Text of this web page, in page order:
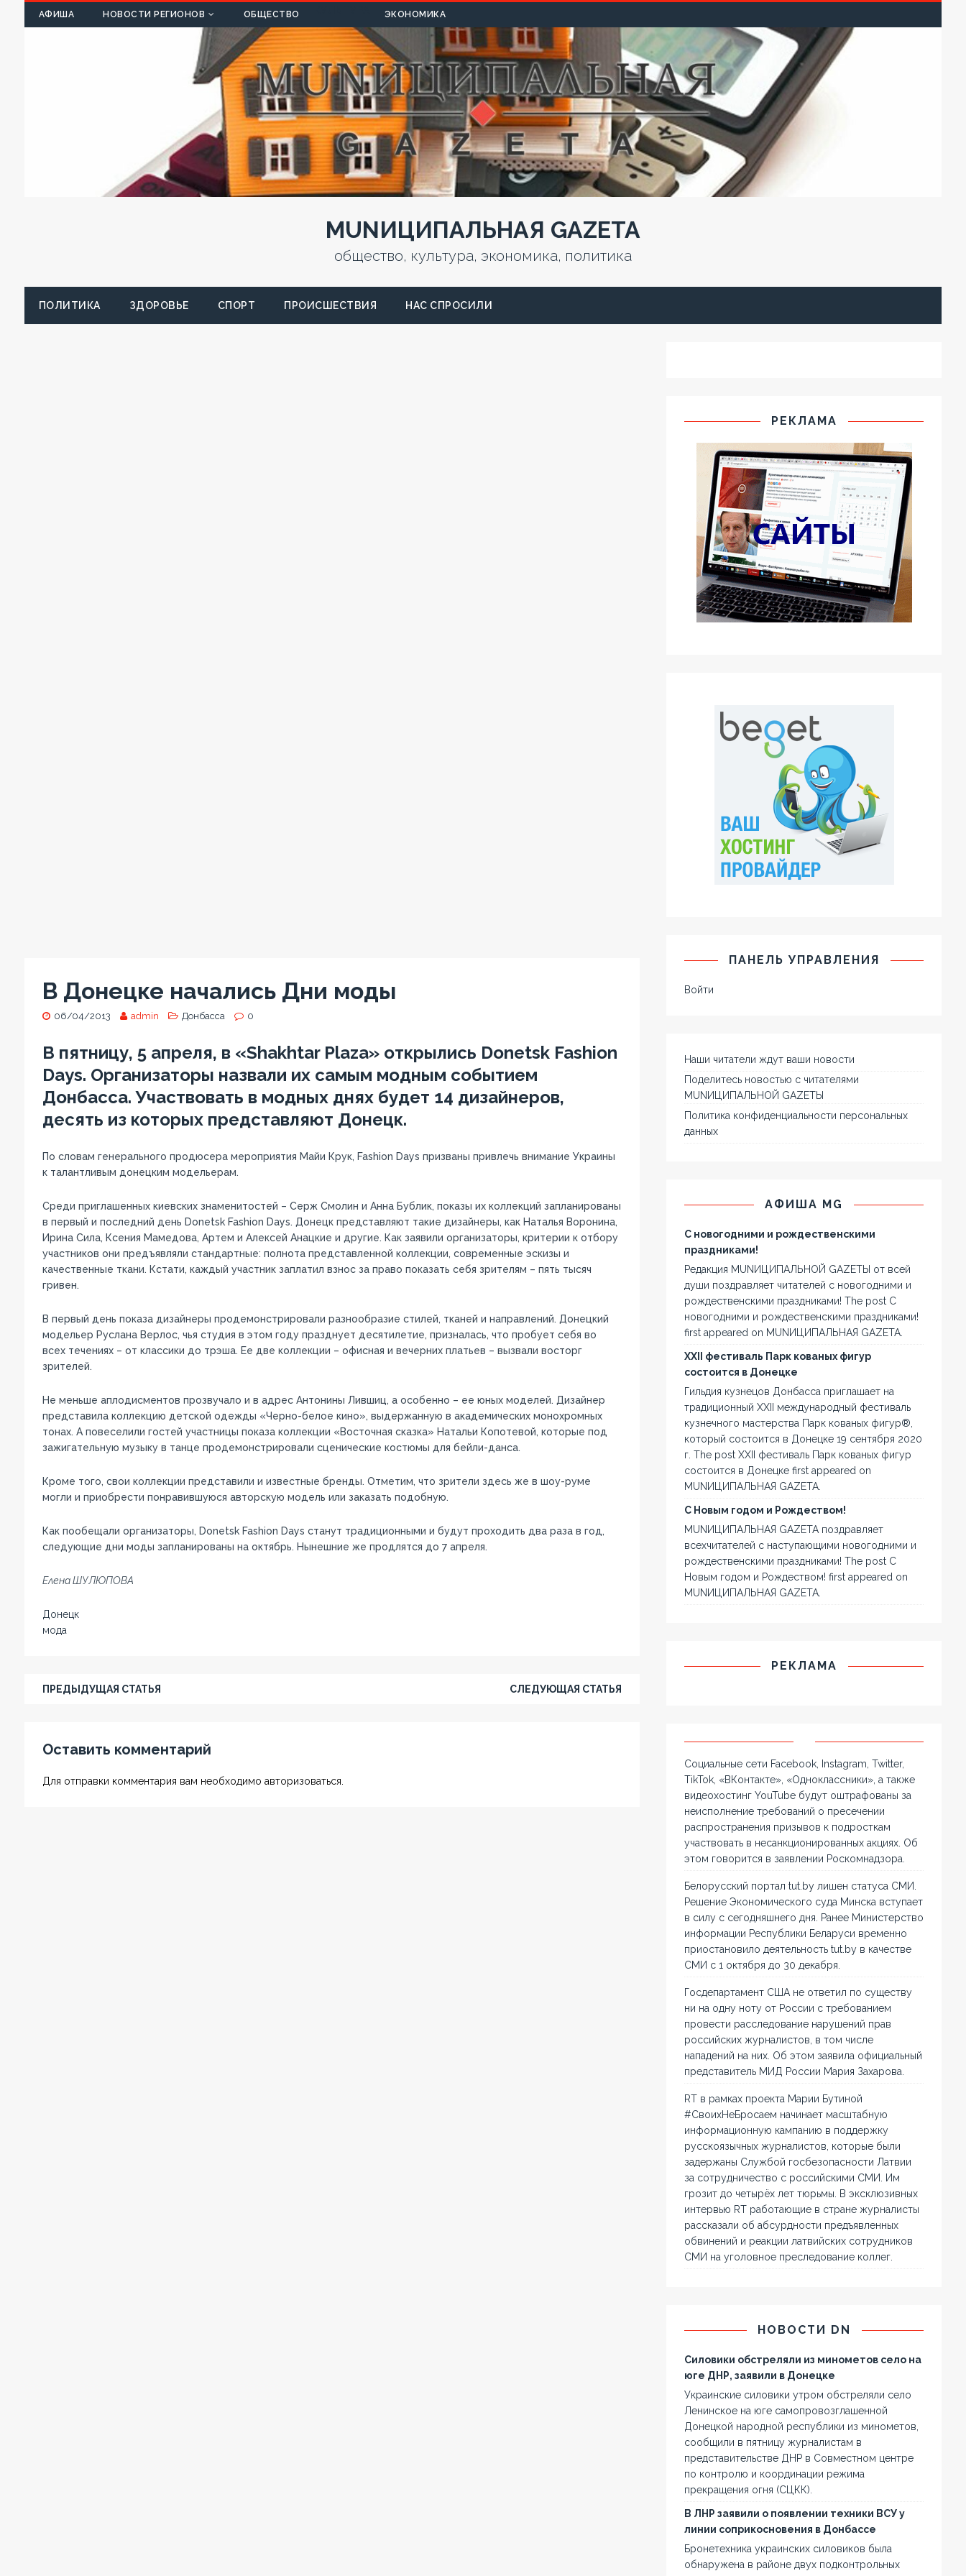
АФИША НОВОСТИ РЕГИОНОВ ОБЩЕСТВО ЭКОНОМИКА
MUNИЦИПАЛЬНАЯ GAZЕТА
общество, культура, экономика, политика
ПОЛИТИКА ЗДОРОВЬЕ СПОРТ ПРОИСШЕСТВИЯ НАС СПРОСИЛИ
В Донецке начались Дни моды
06/04/2013 admin Донбасса 0
В пятницу, 5 апреля, в «Shakhtar Plaza» открылись Donetsk Fashion
Days. Организаторы назвали их самым модным событием
Донбасса. Участвовать в модных днях будет 14 дизайнеров,
десять из которых представляют Донецк.
По словам генерального продюсера мероприятия Майи Крук, Fashion Days призваны привлечь внимание Украины
к талантливым донецким модельерам.
Среди приглашенных киевских знаменитостей – Серж Смолин и Анна Бублик, показы их коллекций запланированы
в первый и последний день Donetsk Fashion Days. Донецк представляют такие дизайнеры, как Наталья Воронина,
Ирина Сила, Ксения Мамедова, Артем и Алексей Анацкие и другие. Как заявили организаторы, критерии к отбору
участников они предъявляли стандартные: полнота представленной коллекции, современные эскизы и
качественные ткани. Кстати, каждый участник заплатил взнос за право показать себя зрителям – пять тысяч
гривен.
В первый день показа дизайнеры продемонстрировали разнообразие стилей, тканей и направлений. Донецкий
модельер Руслана Верлос, чья студия в этом году празднует десятилетие, призналась, что пробует себя во
всех течениях – от классики до трэша. Ее две коллекции – офисная и вечерних платьев – вызвали восторг
зрителей.
Не меньше аплодисментов прозвучало и в адрес Антонины Лившиц, а особенно – ее юных моделей. Дизайнер
представила коллекцию детской одежды «Черно-белое кино», выдержанную в академических монохромных
тонах. А повеселили гостей участницы показа коллекции «Восточная сказка» Натальи Копотевой, которые под
зажигательную музыку в танце продемонстрировали сценические костюмы для бейли-данса.
Кроме того, свои коллекции представили и известные бренды. Отметим, что зрители здесь же в шоу-руме
могли и приобрести понравившуюся авторскую модель или заказать подобную.
Как пообещали организаторы, Donetsk Fashion Days станут традиционными и будут проходить два раза в год,
следующие дни моды запланированы на октябрь. Нынешние же продлятся до 7 апреля.
Елена ШУЛЮПОВА
Донецк
мода
ПРЕДЫДУЩАЯ СТАТЬЯ СЛЕДУЮЩАЯ СТАТЬЯ
Оставить комментарий
Для отправки комментария вам необходимо авторизоваться.
РЕКЛАМА
ПАНЕЛЬ УПРАВЛЕНИЯ
Войти
Наши читатели ждут ваши новости
Поделитесь новостью с читателями
MUNИЦИПАЛЬНОЙ GAZЕТЫ
Политика конфиденциальности персональных
данных
АФИША MG
С новогодними и рождественскими
праздниками!
Редакция MUNИЦИПАЛЬНОЙ GAZЕТЫ от всей
души поздравляет читателей с новогодними и
рождественскими праздниками! The post С
новогодними и рождественскими праздниками!
first appeared on MUNИЦИПАЛЬНАЯ GAZЕТА.
XXII фестиваль Парк кованых фигур
состоится в Донецке
Гильдия кузнецов Донбасса приглашает на
традиционный XXII международный фестиваль
кузнечного мастерства Парк кованых фигур®,
который состоится в Донецке 19 сентября 2020
г. The post XXII фестиваль Парк кованых фигур
состоится в Донецке first appeared on
MUNИЦИПАЛЬНАЯ GAZЕТА.
С Новым годом и Рождеством!
MUNИЦИПАЛЬНАЯ GAZЕТА поздравляет
всехчитателей с наступающими новогодними и
рождественскими праздниками! The post С
Новым годом и Рождеством! first appeared on
MUNИЦИПАЛЬНАЯ GAZЕТА.
РЕКЛАМА
Социальные сети Facebook, Instagram, Twitter,
TikTok, «ВКонтакте», «Одноклассники», а также
видеохостинг YouTube будут оштрафованы за
неисполнение требований о пресечении
распространения призывов к подросткам
участвовать в несанкционированных акциях. Об
этом говорится в заявлении Роскомнадзора.
Белорусский портал tut.by лишен статуса СМИ.
Решение Экономического суда Минска вступает
в силу с сегодняшнего дня. Ранее Министерство
информации Республики Беларуси временно
приостановило деятельность tut.by в качестве
СМИ с 1 октября до 30 декабря.
Госдепартамент США не ответил по существу
ни на одну ноту от России с требованием
провести расследование нарушений прав
российских журналистов, в том числе
нападений на них. Об этом заявила официальный
представитель МИД России Мария Захарова.
RT в рамках проекта Марии Бутиной
#СвоихНеБросаем начинает масштабную
информационную кампанию в поддержку
русскоязычных журналистов, которые были
задержаны Службой госбезопасности Латвии
за сотрудничество с российскими СМИ. Им
грозит до четырёх лет тюрьмы. В эксклюзивных
интервью RT работающие в стране журналисты
рассказали об абсурдности предъявленных
обвинений и реакции латвийских сотрудников
СМИ на уголовное преследование коллег.
НОВОСТИ DN
Силовики обстреляли из минометов село на
юге ДНР, заявили в Донецке
Украинские силовики утром обстреляли село
Ленинское на юге самопровозглашенной
Донецкой народной республики из минометов,
сообщили в пятницу журналистам в
представительстве ДНР в Совместном центре
по контролю и координации режима
прекращения огня (СЦКК).
В ЛНР заявили о появлении техники ВСУ у
линии соприкосновения в Донбассе
Бронетехника украинских силовиков была
обнаружена в районе двух подконтрольных